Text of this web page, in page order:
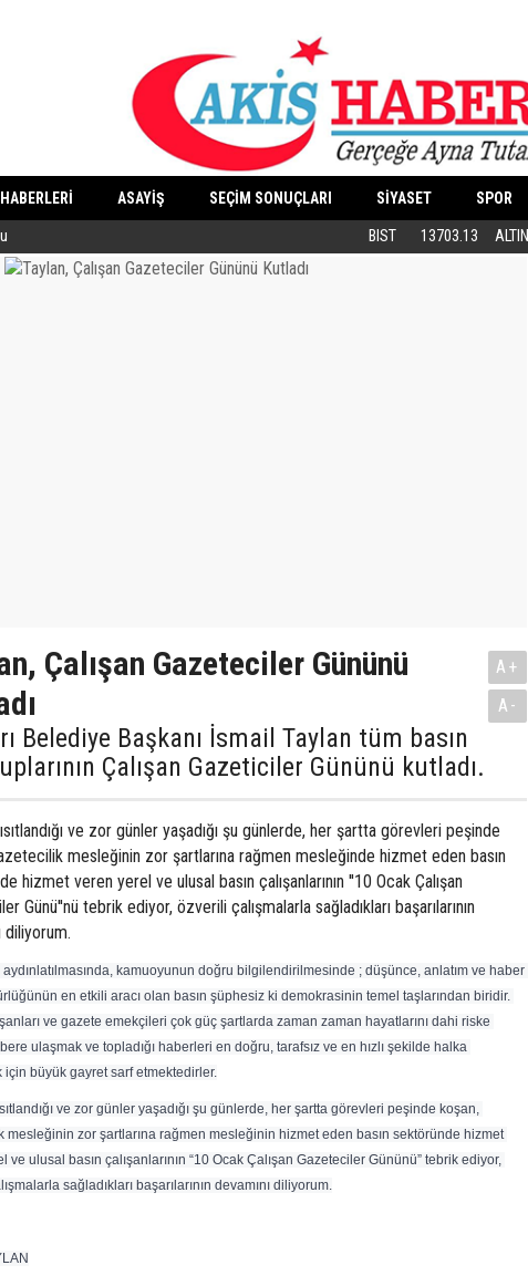
ASAYİŞ SEÇİM SONUÇLARI SİYASET SPOR
“Cesedimizi çiğnemeden...”
BIST 13703.13 ALTIN
Çalışan Gazeteciler Gününü
Belediye Başkanı İsmail Taylan tüm basın
Çalışan Gazeticiler Gününü kutladı.
A+
A-
ve zor günler yaşadığı şu günlerde, her şartta görevleri peşinde
mesleğinin zor şartlarına rağmen mesleğinde hizmet eden basın
hizmet veren yerel ve ulusal basın çalışanlarının ''10 Ocak Çalışan
Günü''nü tebrik ediyor, özverili çalışmalarla sağladıkları başarılarının
diliyorum.
kamuoyunun doğru bilgilendirilmesinde ; düşünce, anlatım ve haber
en etkili aracı olan basın şüphesiz ki demokrasinin temel taşlarından biridir.
ve gazete emekçileri çok güç şartlarda zaman zaman hayatlarını dahi riske
ulaşmak ve topladığı haberleri en doğru, tarafsız ve en hızlı şekilde halka
için büyük gayret sarf etmektedirler.
ve zor günler yaşadığı şu günlerde, her şartta görevleri peşinde koşan,
mesleğinin zor şartlarına rağmen mesleğinin hizmet eden basın sektöründe hizmet
ve ulusal basın çalışanlarının “10 Ocak Çalışan Gazeteciler Gününü” tebrik ediyor,
sağladıkları başarılarının devamını diliyorum.